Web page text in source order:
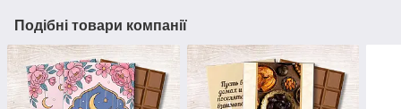
Подібні товари компанії